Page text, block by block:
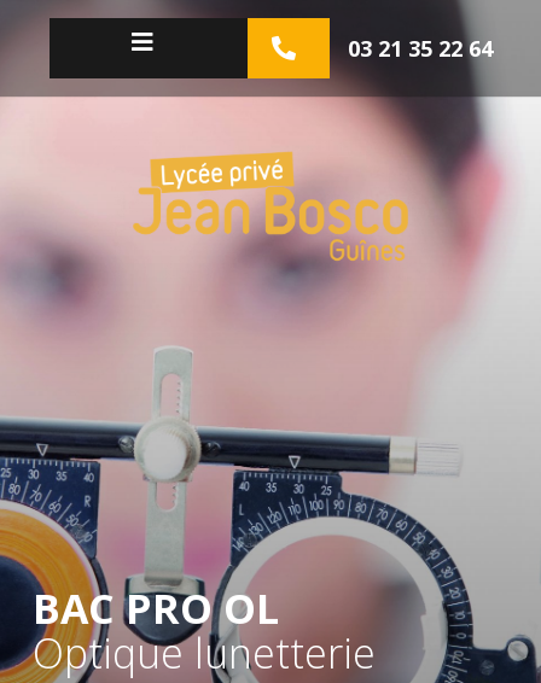
03 21 35 22 64
BAC PRO OL
Optique lunetterie